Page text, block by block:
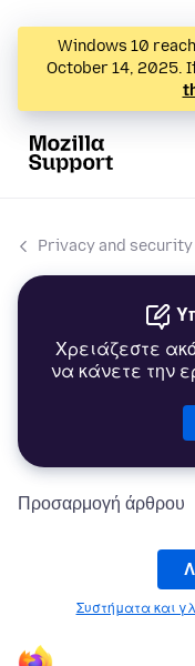
Windows 10
October 14, 2025.
Privacy and security
Χρειάζεστε
να κάνετε την
Προσαρμογή άρθρου
Συστήματα και